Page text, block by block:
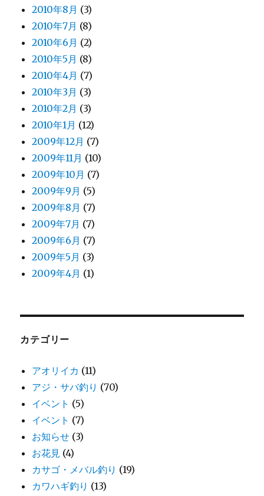
2010年8月 (3)
2010年7月 (8)
2010年6月 (2)
2010年5月 (8)
2010年4月 (7)
2010年3月 (3)
2010年2月 (3)
2010年1月 (12)
2009年12月 (7)
2009年11月 (10)
2009年10月 (7)
2009年9月 (5)
2009年8月 (7)
2009年7月 (7)
2009年6月 (7)
2009年5月 (3)
2009年4月 (1)
カテゴリー
アオリイカ (11)
アジ・サバ釣り (70)
イベント (5)
イベント (7)
お知らせ (3)
お花見 (4)
カサゴ・メバル釣り (19)
カワハギ釣り (13)